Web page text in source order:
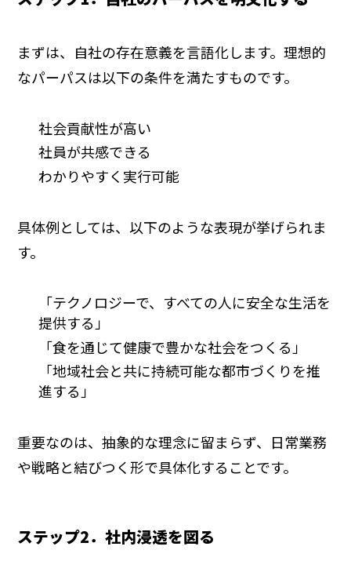
まずは、自社の存在意義を言語化します。理想的
なパーパスは以下の条件を満たすものです。
社会貢献性が高い
社員が共感できる
わかりやすく実行可能
具体例としては、以下のような表現が挙げられま
す。
「テクノロジーで、すべての人に安全な生活を
提供する」
「食を通じて健康で豊かな社会をつくる」
「地域社会と共に持続可能な都市づくりを推
進する」
重要なのは、抽象的な理念に留まらず、日常業務
や戦略と結びつく形で具体化することです。
ステップ2．社内浸透を図る